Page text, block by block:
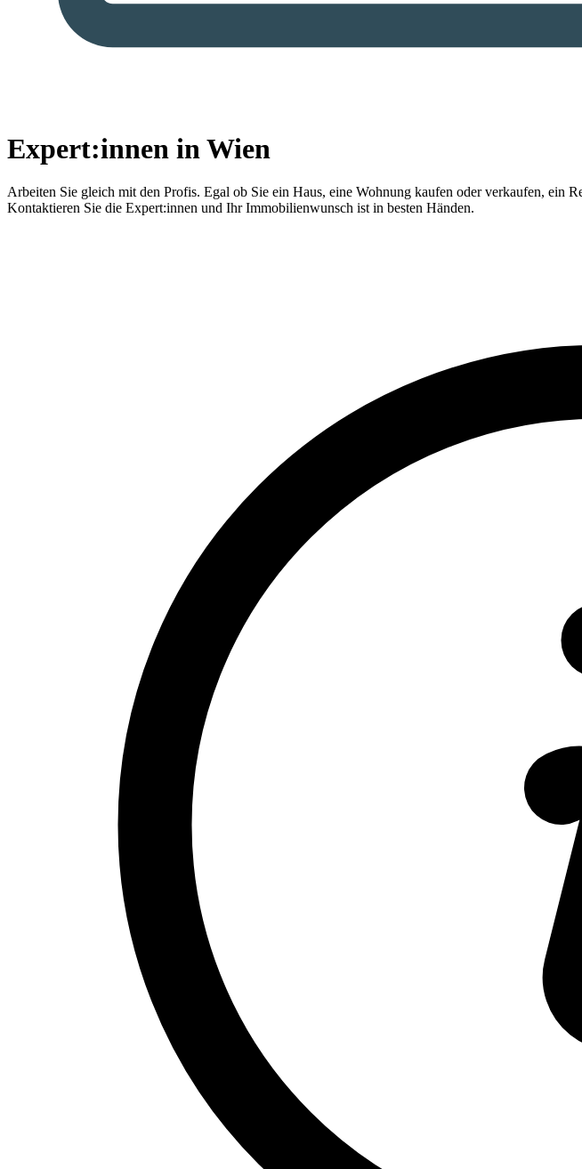
Expert:innen in Wien
Arbeiten Sie gleich mit den Profis. Egal ob Sie ein Haus, eine Wohnung kaufen oder verkaufen, ein
Kontaktieren Sie die Expert:innen und Ihr Immobilienwunsch ist in besten Händen.